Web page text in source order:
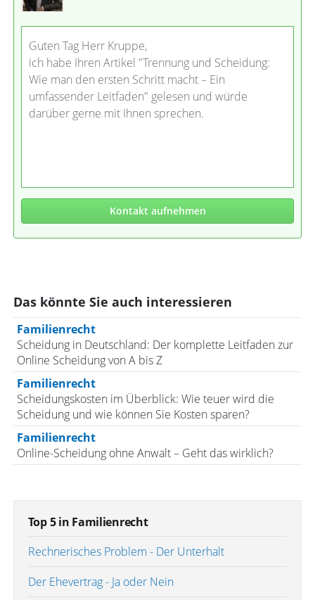
Guten Tag Herr Kruppe,
ich habe Ihren Artikel "Trennung und Scheidung:
Wie man den ersten Schritt macht – Ein
umfassender Leitfaden" gelesen und würde
darüber gerne mit Ihnen sprechen.
Kontakt aufnehmen
Das könnte Sie auch interessieren
Familienrecht
Scheidung in Deutschland: Der komplette Leitfaden zur
Online Scheidung von A bis Z
Familienrecht
Scheidungskosten im Überblick: Wie teuer wird die
Scheidung und wie können Sie Kosten sparen?
Familienrecht
Online-Scheidung ohne Anwalt – Geht das wirklich?
Top 5 in Familienrecht
Rechnerisches Problem - Der Unterhalt
Der Ehevertrag - Ja oder Nein